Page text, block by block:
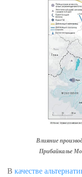
Влияние
Прибайкалье
В качестве